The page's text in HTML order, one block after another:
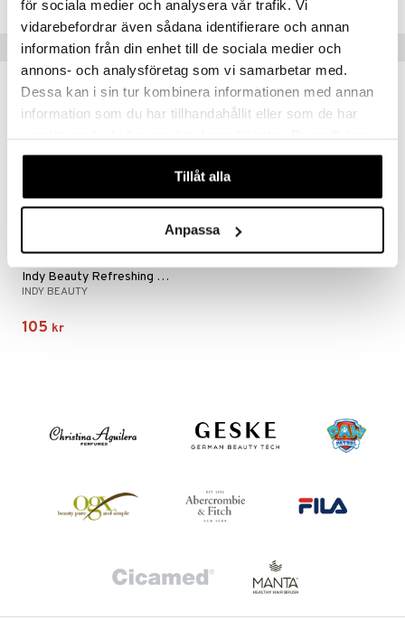
för sociala medier och analysera vår trafik. Vi
vidarebefordrar även sådana identifierare och annan
information från din enhet till de sociala medier och
annons- och analysföretag som vi samarbetar med.
Dessa kan i sin tur kombinera informationen med annan
information som du har tillhandahållit eller som de har
våra cookies vid fortsatt användande av vår webbplats.
Tillåt alla
Anpassa
Tips till dig
Indy Beauty Refreshing Squalane Dry Shampoo
INDY BEAUTY
105 kr